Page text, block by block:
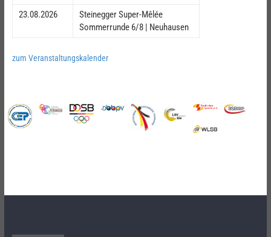
23.08.2026
Steinegger Super-Mêlée
Sommerrunde 6/8 | Neuhausen
zum Veranstaltungskalender